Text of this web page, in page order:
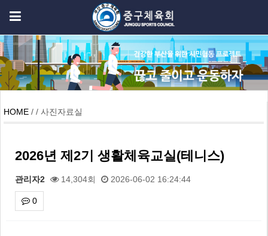
HOME / / 사진자료실
2026년 제2기 생활체육교실(테니스)
관리자2 14,304회 2026-06-02 16:24:44
0